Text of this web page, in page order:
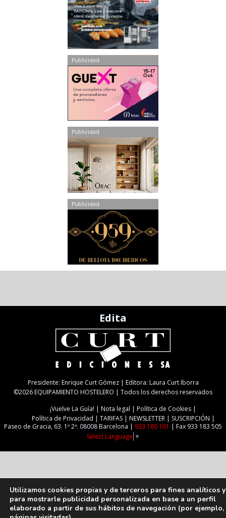
Publicidad
Publicidad
Publicidad
Edita
Presidente: Enrique Curt Gómez | Editora: Laura Curt Iborra
©2026 EQUIPAMIENTO HOSTELERO | Todos los derechos reservados
¡Vuelve La Guía!
Nota legal
Política de Cookies
Política de Privacidad
TARIFAS NEWSLETTER
SUSCRIPCIÓN
Paseo de Gracia, 63. 1º 2ª. 08008 Barcelona | 933 180 101 | Fax 933 183 505
Select Language ▼
Utilizamos cookies propias y de terceros para fines analíticos y
para mostrarle publicidad personalizada en base a un perfil
elaborado a partir de sus hábitos de navegación (por ejemplo,